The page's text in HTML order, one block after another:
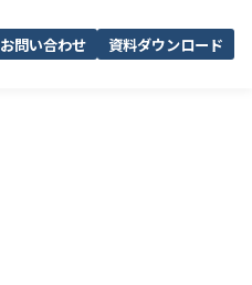
お問い合わせ 資料ダウンロード